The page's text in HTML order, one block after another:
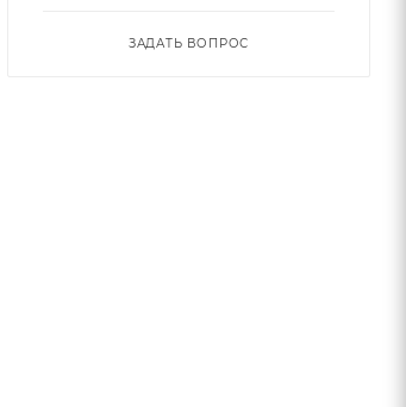
ЗАДАТЬ ВОПРОС